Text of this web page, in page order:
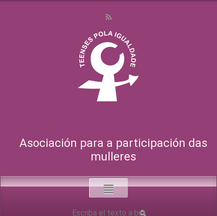
Asociación para a participación das
mulleres